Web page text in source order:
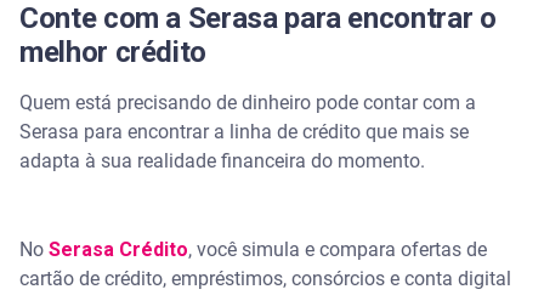
Conte com a Serasa para encontrar o
melhor crédito
Quem está precisando de dinheiro pode contar com a
Serasa para encontrar a linha de crédito que mais se
adapta à sua realidade financeira do momento.
No Serasa Crédito, você simula e compara ofertas de
cartão de crédito, empréstimos, consórcios e conta digital